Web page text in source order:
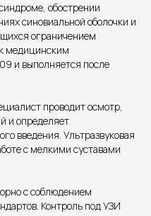
обострении
синовиальной оболочки и
ограничением
медицинским
и выполняется после
проводит осмотр,
и определяет
введения. Ультразвуковая
с мелкими суставами
с соблюдением
Контроль под УЗИ